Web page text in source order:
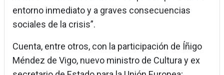
entorno inmediato y a graves consecuencias
sociales de la crisis”.
Cuenta, entre otros, con la participación de Íñigo
Méndez de Vigo, nuevo ministro de Cultura y ex